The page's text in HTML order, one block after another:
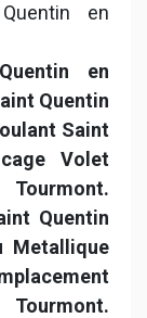
en
en
Quentin
Saint
Volet
Quentin
Metallique